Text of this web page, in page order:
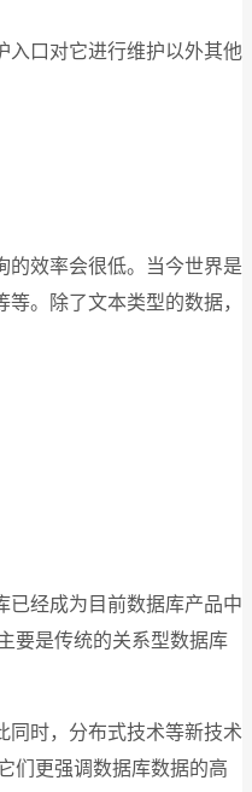
入口对它进行维护以外其他
的效率会很低。当今世界是
。除了文本类型的数据，
已经成为目前数据库产品中
要是传统的关系型数据库
同时，分布式技术等新技术
们更强调数据库数据的高